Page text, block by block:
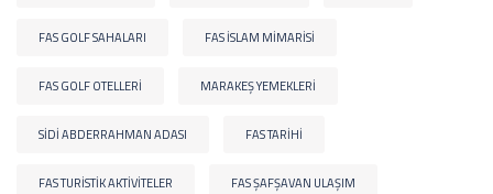
FAS GOLF SAHALARI FAS İSLAM MIMARISI
FAS GOLF OTELLERI MARAKEŞ YEMEKLERI
SIDI ABDERRAHMAN ADASI FAS TARIHI
FAS TURISTIK AKTIVITELER FAS ŞAFŞAVAN ULAŞIM